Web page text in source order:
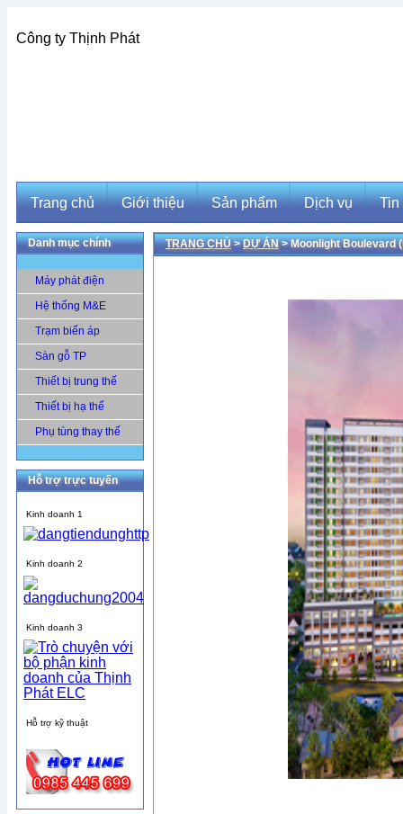
Công ty Thịnh Phát
Trang chủ
Trang chủ
Giới thiệu
Giới thiệu
Sản phẩm
Sản phẩm
Dịch vụ
Dịch vụ
Tin
Tin
Danh mục chính
Máy phát điện
Hệ thống M&E
Trạm biến áp
Sàn gỗ TP
Thiết bị trung thế
Thiết bị hạ thế
Phụ tùng thay thế
Hỗ trợ trực tuyến
Kinh doanh 1
Kinh doanh 2
Kinh doanh 3
Hỗ trợ kỹ thuật
TRANG CHỦ>DỰ ÁN> Moonlight Boulevard